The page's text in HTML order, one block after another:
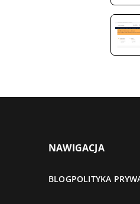
NAWIGACJA
BLOGPOLITYKA